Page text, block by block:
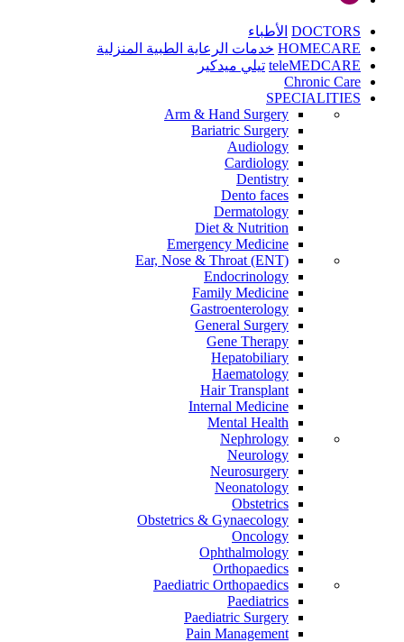
DOCTORS الأطباء
HOMECARE خدمات الرعاية الطبية المنزلية
teleMEDCARE تيلي ميدكير
Chronic Care
SPECIALITIES
Arm & Hand Surgery
Bariatric Surgery
Audiology
Cardiology
Dentistry
Dento faces
Dermatology
Diet & Nutrition
Emergency Medicine
Ear, Nose & Throat (ENT)
Endocrinology
Family Medicine
Gastroenterology
General Surgery
Gene Therapy
Hepatobiliary
Haematology
Hair Transplant
Internal Medicine
Mental Health
Nephrology
Neurology
Neurosurgery
Neonatology
Obstetrics
Obstetrics & Gynaecology
Oncology
Ophthalmology
Orthopaedics
Paediatric Orthopaedics
Paediatrics
Paediatric Surgery
Pain Management